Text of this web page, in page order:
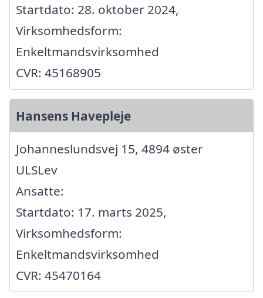
Startdato: 28. oktober 2024,
Virksomhedsform:
Enkeltmandsvirksomhed
CVR: 45168905
Hansens Havepleje
Johanneslundsvej 15, 4894 øster
ULSLev
Ansatte:
Startdato: 17. marts 2025,
Virksomhedsform:
Enkeltmandsvirksomhed
CVR: 45470164